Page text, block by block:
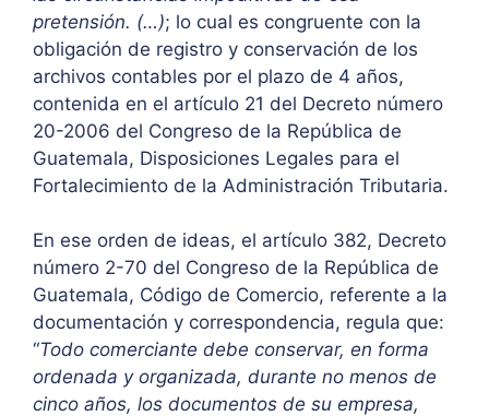
pretensión. (…); lo cual es congruente con la
obligación de registro y conservación de los
archivos contables por el plazo de 4 años,
contenida en el artículo 21 del Decreto número
20-2006 del Congreso de la República de
Guatemala, Disposiciones Legales para el
Fortalecimiento de la Administración Tributaria.
En ese orden de ideas, el artículo 382, Decreto
número 2-70 del Congreso de la República de
Guatemala, Código de Comercio, referente a la
documentación y correspondencia, regula que:
“Todo comerciante debe conservar, en forma
ordenada y organizada, durante no menos de
cinco años, los documentos de su empresa,